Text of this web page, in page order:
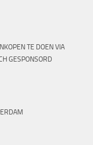
TE DOEN VIA
GESPONSORD